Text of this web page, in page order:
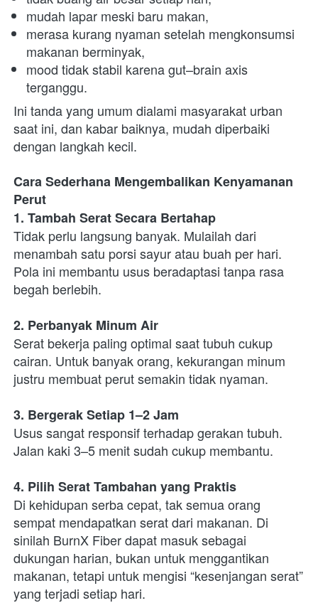
mudah lapar meski baru makan,
merasa kurang nyaman setelah mengkonsumsi
makanan berminyak,
mood tidak stabil karena gut–brain axis
terganggu.
Ini tanda yang umum dialami masyarakat urban
saat ini, dan kabar baiknya, mudah diperbaiki
dengan langkah kecil.
Cara Sederhana Mengembalikan Kenyamanan
Perut
1. Tambah Serat Secara Bertahap
Tidak perlu langsung banyak. Mulailah dari
menambah satu porsi sayur atau buah per hari.
Pola ini membantu usus beradaptasi tanpa rasa
begah berlebih.
2. Perbanyak Minum Air
Serat bekerja paling optimal saat tubuh cukup
cairan. Untuk banyak orang, kekurangan minum
justru membuat perut semakin tidak nyaman.
3. Bergerak Setiap 1–2 Jam
Usus sangat responsif terhadap gerakan tubuh.
Jalan kaki 3–5 menit sudah cukup membantu.
4. Pilih Serat Tambahan yang Praktis
Di kehidupan serba cepat, tak semua orang
sempat mendapatkan serat dari makanan. Di
sinilah BurnX Fiber dapat masuk sebagai
dukungan harian, bukan untuk menggantikan
makanan, tetapi untuk mengisi “kesenjangan serat”
yang terjadi setiap hari.